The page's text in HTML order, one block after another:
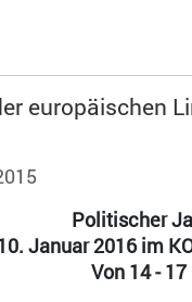
europäischen
Politischer
Januar 2016 im
Von 14 -